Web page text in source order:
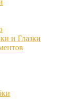
и Глазки